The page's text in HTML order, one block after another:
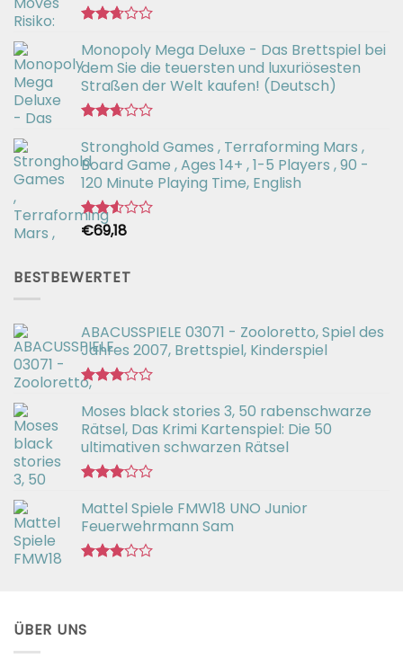
mit
2.66
von 5
Monopoly Mega Deluxe - Das Brettspiel bei
dem Sie die teuersten und luxuriösesten
Straßen der Welt kaufen! (Deutsch)
mit
2.64
von 5
Stronghold Games , Terraforming Mars ,
Board Game , Ages 14+ , 1-5 Players , 90 -
120 Minute Playing Time, English
Bewertet
von 5
€69,18
BESTBEWERTET
ABACUSSPIELE 03071 - Zooloretto, Spiel des
Jahres 2007, Brettspiel, Kinderspiel
mit
3.02
von 5
Moses black stories 3, 50 rabenschwarze
Rätsel, Das Krimi Kartenspiel: Die 50
ultimativen schwarzen Rätsel
mit
3.00
von 5
Mattel Spiele FMW18 UNO Junior
Feuerwehrmann Sam
ÜBER UNS